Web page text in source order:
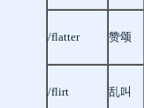
/flatter 赞颂
/flirt 乱叫